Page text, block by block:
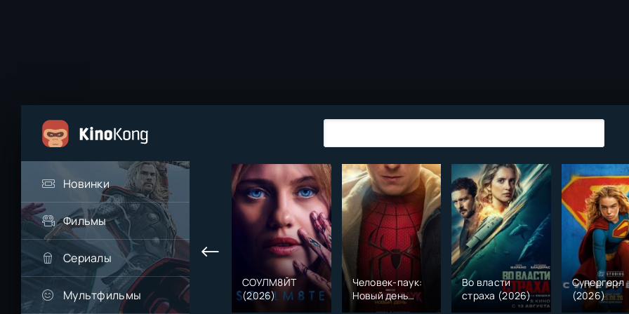
Новинки
Фильмы
Сериалы
Мультфильмы
СОУЛМ8ЙТ
(2026)
Человек-паук:
Новый день
(2026)
Во власти
страха (2026)
Супергерл
(2026)